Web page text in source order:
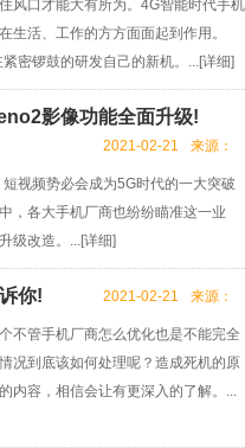
风口才能大有所为。4G智能时代手机
生活、工作的方方面面起到作用。
密锣鼓的研发自己的新机。...[详细]
影像功能全面升级!
来源：
2021-02-21
视频势必会成为5G时代的一大突破
，各大手机厂商也纷纷瞄准这一业
级改造。...[详细]
你! 来源：
2021-02-21
不管手机厂商怎么优化也是不能完全
况到底该如何处理呢？造成死机的原
内容，相信会让有更深入的了解。...